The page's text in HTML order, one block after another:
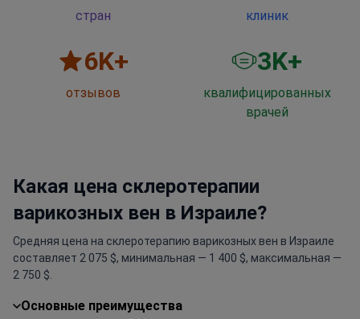
стран клиник
6K+
отзывов
3K+
квалифицированных
врачей
Какая цена склеротерапии
варикозных вен в Израиле?
Средняя цена на склеротерапию варикозных вен в Израиле
составляет 2 075 $, минимальная — 1 400 $, максимальная —
2 750 $.
Основные преимущества